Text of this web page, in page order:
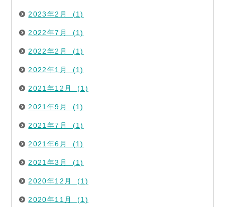
2023年2月 (1)
2022年7月 (1)
2022年2月 (1)
2022年1月 (1)
2021年12月 (1)
2021年9月 (1)
2021年7月 (1)
2021年6月 (1)
2021年3月 (1)
2020年12月 (1)
2020年11月 (1)